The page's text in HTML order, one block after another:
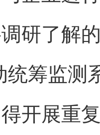
研了解
统筹监测
开展重